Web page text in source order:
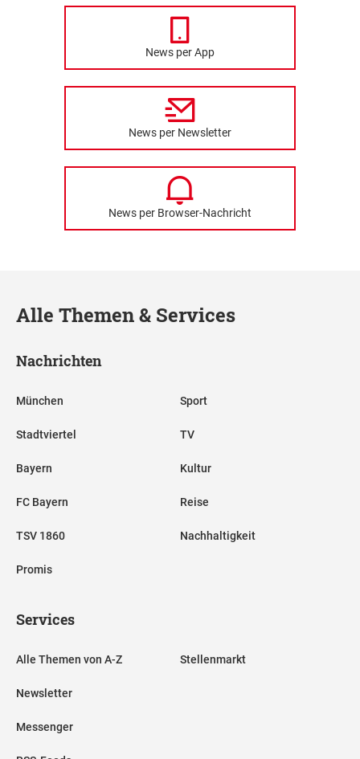
News per App
News per Newsletter
News per Browser-Nachricht
Alle Themen & Services
Nachrichten
München
Stadtviertel
Bayern
FC Bayern
TSV 1860
Promis
Sport
TV
Kultur
Reise
Nachhaltigkeit
Services
Alle Themen von A-Z
Newsletter
Messenger
Stellenmarkt